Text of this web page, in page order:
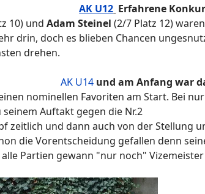
AK U12 Erfahrene
10) und Adam Steinel (2/7 Platz 12)
drin, doch es blieben Chancen
drehen.
AK U14 und am Anfang war
nominellen Favoriten am Start. Bei
Auftakt gegen die Nr.2
zeitlich und dann auch von der Stellung
die Vorentscheidung gefallen denn
Partien gewann "nur noch"